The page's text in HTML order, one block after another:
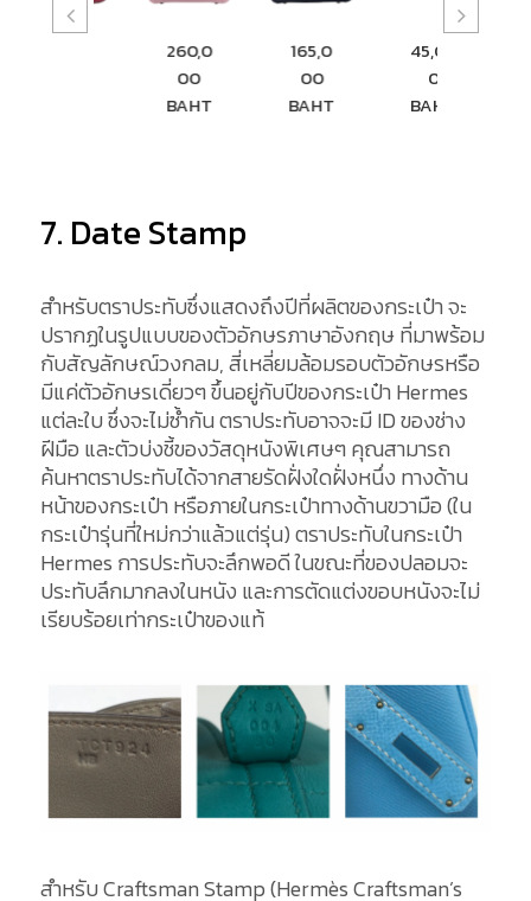
45,00
7. Date Stamp
สำหรับตราประทับซึ่งแสดงถึงปีที่ผลิตของกระเป๋า จะ
ปรากฏในรูปแบบของตัวอักษรภาษาอังกฤษ ที่มาพร้อม
กับสัญลักษณ์วงกลม, สี่เหลี่ยมล้อมรอบตัวอักษรหรือ
มีแค่ตัวอักษรเดี่ยวๆ ขึ้นอยู่กับปีของกระเป๋า Hermes
แต่ละใบ ซึ่งจะไม่ซ้ำกัน ตราประทับอาจจะมี ID ของช่าง
ฝีมือ และตัวบ่งชี้ของวัสดุหนังพิเศษๆ คุณสามารถ
ค้นหาตราประทับได้จากสายรัดฝั่งใดฝั่งหนึ่ง ทางด้าน
หน้าของกระเป๋า หรือภายในกระเป๋าทางด้านขวามือ (ใน
กระเป๋ารุ่นที่ใหม่กว่าแล้วแต่รุ่น) ตราประทับในกระเป๋า
Hermes การประทับจะลึกพอดี ในขณะที่ของปลอมจะ
ประทับลึกมากลงในหนัง และการตัดแต่งขอบหนังจะไม่
เรียบร้อยเท่ากระเป๋าของแท้
สำหรับ Craftsman Stamp (Hermès Craftsman’s